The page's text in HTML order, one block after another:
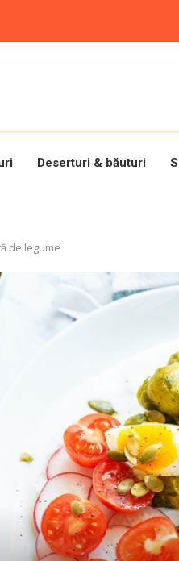
Deserturi & băuturi
de legume